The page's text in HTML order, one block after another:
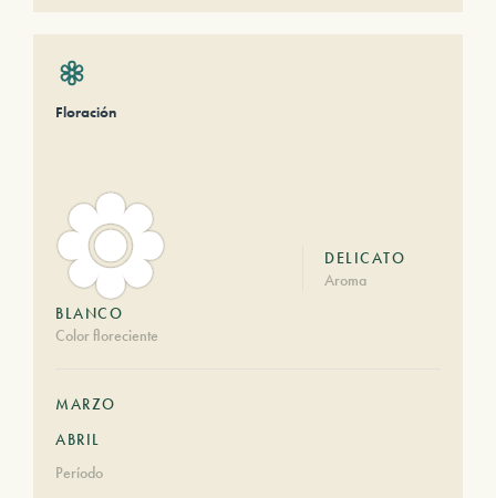
Floración
BLANCO
Color floreciente
DELICATO
Aroma
MARZO
ABRIL
Período